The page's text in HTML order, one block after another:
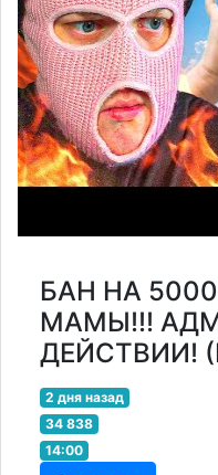
БАН НА
МАМЫ!!!
ДЕЙСТВИИ!
2 дня назад
34 838
14:00